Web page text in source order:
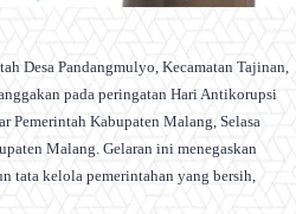
Desa Pandangmulyo, Kecamatan Tajinan,
pada peringatan Hari Antikorupsi
Pemerintah Kabupaten Malang, Selasa
Malang. Gelaran ini menegaskan
tata kelola pemerintahan yang bersih,